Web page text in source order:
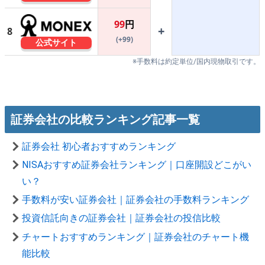
8
公式サイト
99円
(+99)
+
※手数料は約定単位/国内現物取引です。
証券会社の比較ランキング記事一覧
証券会社 初心者おすすめランキング
NISAおすすめ証券会社ランキング｜口座開設どこがい
い？
手数料が安い証券会社｜証券会社の手数料ランキング
投資信託向きの証券会社｜証券会社の投信比較
チャートおすすめランキング｜証券会社のチャート機
能比較